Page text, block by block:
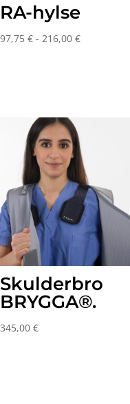
RA-hylse
97,75 € - 216,00 €Prisområde:
Skulderbro
BRYGGA®.
345,00 €